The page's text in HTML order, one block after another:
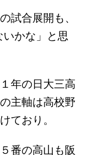
試合展開も、
いかな」と思
年の日大三高
主軸は高校野
ており。
番の高山も阪